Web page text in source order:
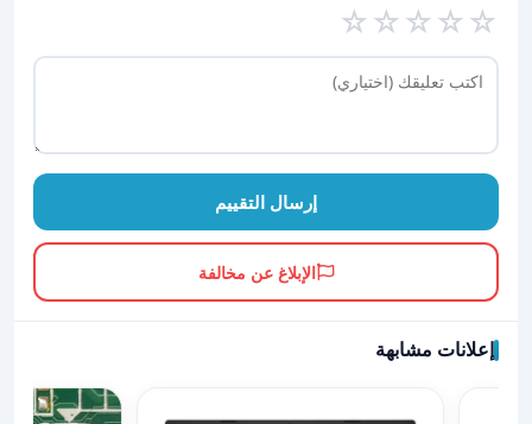
☆
☆
☆
☆
☆
إرسال التقييم
الإبلاغ عن مخالفة
إعلانات مشابهة